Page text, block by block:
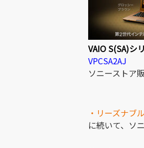
VAIO S(SA)シ
VPCSA2AJ
ソニーストア
・リーズナブ
に続いて、ソ